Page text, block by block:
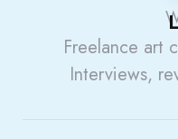
Freelance art
Interviews,